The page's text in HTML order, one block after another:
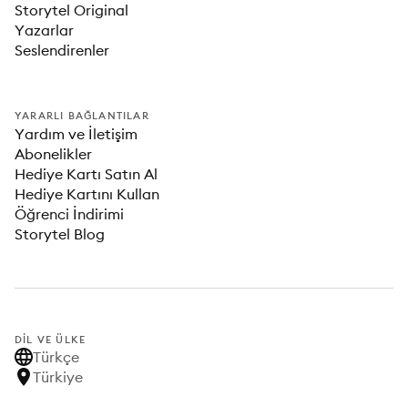
Storytel Original
Yazarlar
Seslendirenler
YARARLI BAĞLANTILAR
Yardım ve İletişim
Abonelikler
Hediye Kartı Satın Al
Hediye Kartını Kullan
Öğrenci İndirimi
Storytel Blog
DIL VE ÜLKE
Türkçe
Türkiye